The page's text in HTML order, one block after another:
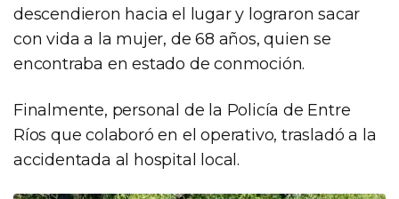
descendieron hacia el lugar y lograron sacar
con vida a la mujer, de 68 años, quien se
encontraba en estado de conmoción.
Finalmente, personal de la Policía de Entre
Ríos que colaboró en el operativo, trasladó a la
accidentada al hospital local.